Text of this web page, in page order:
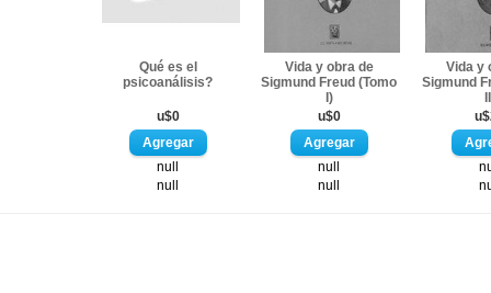
Qué es el
psicoanálisis?
u$0
null
null
Vida y obra de
Sigmund Freud (Tomo
I)
u$0
null
null
Vida y
Sigmund